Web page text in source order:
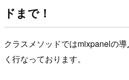
ドまで！
クラスメソッドではmixpanelの
く行なっております。